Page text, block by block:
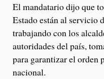
El mandatario dijo que
Estado están al servicio
trabajando con los
autoridades del país,
para garantizar el
nacional.